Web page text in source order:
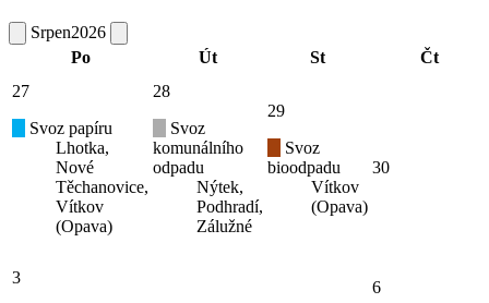
Srpen2026
Po
Út St
Čt
27
Svoz papíru
Lhotka,
Nové
Těchanovice,
Vítkov
(Opava)
28
Svoz
komunálního
odpadu
Nýtek,
Podhradí,
Zálužné
29
Svoz
bioodpadu
Vítkov
(Opava)
30
3
6